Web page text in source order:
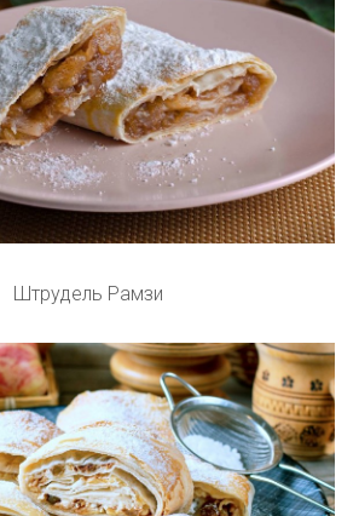
Штрудель Рамзи